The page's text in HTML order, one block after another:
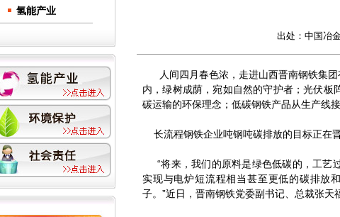
氢能产业
出处：中国冶
人间四月春色浓，走进山西晋南钢铁集团
内，绿树成荫，宛如自然的守护者；光伏
碳运输的环保理念；低碳钢铁产品从生产线
长流程钢铁企业吨钢吨碳排放的目标正在晋
“将来，我们的原料是绿色低碳的，工艺
实现与电炉短流程相当甚至更低的碳排放
子。”近日，晋南钢铁党委副书记、总裁张天